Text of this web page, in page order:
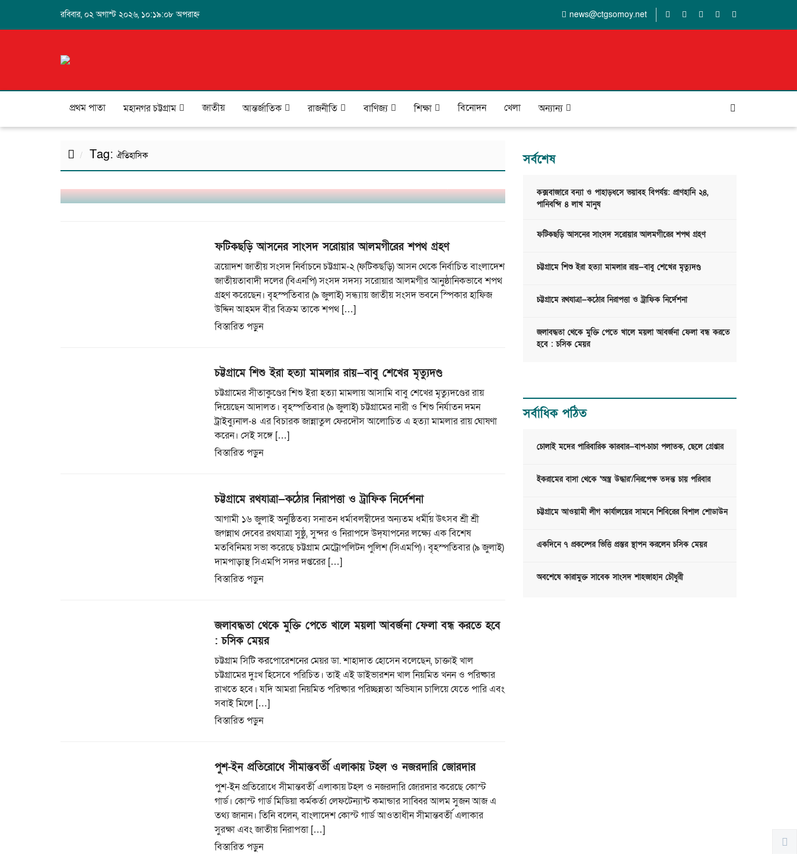
রবিবার, ০২ অগাস্ট ২০২৬, ১০:১৯:০৮ অপরাহ্ন news@ctgsomoy.net
প্রথম পাতা মহানগর চট্টগ্রাম জাতীয় আন্তর্জাতিক রাজনীতি বাণিজ্য শিক্ষা বিনোদন খেলা অন্যান্য
Tag: ঐতিহাসিক
ফটিকছড়ি আসনের সাংসদ সরোয়ার আলমগীরের শপথ গ্রহণ
ত্রয়োদশ জাতীয় সংসদ নির্বাচনে চট্টগ্রাম-২ (ফটিকছড়ি) আসন থেকে নির্বাচিত বাংলাদেশ
জাতীয়তাবাদী দলের (বিএনপি) সংসদ সদস্য সরোয়ার আলমগীর আনুষ্ঠানিকভাবে শপথ
গ্রহণ করেছেন। বৃহস্পতিবার (৯ জুলাই) সন্ধ্যায় জাতীয় সংসদ ভবনে স্পিকার হাফিজ
উদ্দিন আহমদ বীর বিক্রম তাকে শপথ […]
বিস্তারিত পড়ুন
চট্টগ্রামে শিশু ইরা হত্যা মামলার রায়—বাবু শেখের মৃত্যুদণ্ড
চট্টগ্রামের সীতাকুণ্ডের শিশু ইরা হত্যা মামলায় আসামি বাবু শেখের মৃত্যুদণ্ডের রায়
দিয়েছেন আদালত। বৃহস্পতিবার (৯ জুলাই) চট্টগ্রামের নারী ও শিশু নির্যাতন দমন
ট্রাইব্যুনাল-৪ এর বিচারক জান্নাতুল ফেরদৌস আলোচিত এ হত্যা মামলার রায় ঘোষণা
করেন। সেই সঙ্গে […]
বিস্তারিত পড়ুন
চট্টগ্রামে রথযাত্রা—কঠোর নিরাপত্তা ও ট্রাফিক নির্দেশনা
আগামী ১৬ জুলাই অনুষ্ঠিতব্য সনাতন ধর্মাবলম্বীদের অন্যতম ধর্মীয় উৎসব শ্রী শ্রী
জগন্নাথ দেবের রথযাত্রা সুষ্ঠু, সুন্দর ও নিরাপদে উদ্‌যাপনের লক্ষ্যে এক বিশেষ
মতবিনিময় সভা করেছে চট্টগ্রাম মেট্রোপলিটন পুলিশ (সিএমপি)। বৃহস্পতিবার (৯ জুলাই)
দামপাড়াস্থ সিএমপি সদর দপ্তরের […]
বিস্তারিত পড়ুন
জলাবদ্ধতা থেকে মুক্তি পেতে খালে ময়লা আবর্জনা ফেলা বন্ধ করতে হবে
: চসিক মেয়র
চট্টগ্রাম সিটি করপোরেশনের মেয়র ডা. শাহাদাত হোসেন বলেছেন, চাক্তাই খাল
চট্টগ্রামের দুঃখ হিসেবে পরিচিত। তাই এই ডাইভারশন খাল নিয়মিত খনন ও পরিষ্কার
রাখতে হবে। যদি আমরা নিয়মিত পরিষ্কার পরিচ্ছন্নতা অভিযান চালিয়ে যেতে পারি এবং
সবাই মিলে […]
বিস্তারিত পড়ুন
পুশ-ইন প্রতিরোধে সীমান্তবর্তী এলাকায় টহল ও নজরদারি জোরদার
পুশ-ইন প্রতিরোধে সীমান্তবর্তী এলাকায় টহল ও নজরদারি জোরদার করেছে কোস্ট
গার্ড। কোস্ট গার্ড মিডিয়া কর্মকর্তা লেফটেন্যান্ট কমান্ডার সাব্বির আলম সুজন আজ এ
তথ্য জানান। তিনি বলেন, বাংলাদেশ কোস্ট গার্ড আওতাধীন সীমান্তবর্তী এলাকার
সুরক্ষা এবং জাতীয় নিরাপত্তা […]
বিস্তারিত পড়ুন
সর্বশেষ
কক্সবাজারে বন্যা ও পাহাড়ধসে ভয়াবহ বিপর্যয়: প্রাণহানি ২৪,
পানিবন্দি ৪ লাখ মানুষ
ফটিকছড়ি আসনের সাংসদ সরোয়ার আলমগীরের শপথ গ্রহণ
চট্টগ্রামে শিশু ইরা হত্যা মামলার রায়—বাবু শেখের মৃত্যুদণ্ড
চট্টগ্রামে রথযাত্রা—কঠোর নিরাপত্তা ও ট্রাফিক নির্দেশনা
জলাবদ্ধতা থেকে মুক্তি পেতে খালে ময়লা আবর্জনা ফেলা বন্ধ করতে
হবে : চসিক মেয়র
সর্বাধিক পঠিত
চোলাই মদের পারিবারিক কারবার—বাপ-চাচা পলাতক, ছেলে গ্রেপ্তার
ইকরামের বাসা থেকে ‘অস্ত্র উদ্ধার’/নিরপেক্ষ তদন্ত চায় পরিবার
চট্টগ্রামে আওয়ামী লীগ কার্যালয়ের সামনে শিবিরের বিশাল শোডাউন
একদিনে ৭ প্রকল্পের ভিত্তি প্রস্তর স্থাপন করলেন চসিক মেয়র
অবশেষে কারামুক্ত সাবেক সাংসদ শাহজাহান চৌধুরী